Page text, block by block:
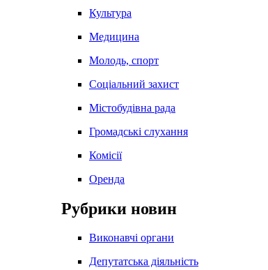
Культура
Медицина
Молодь, спорт
Соціальний захист
Містобудівна рада
Громадські слухання
Комісії
Оренда
Рубрики новин
Виконавчі органи
Депутатська діяльність